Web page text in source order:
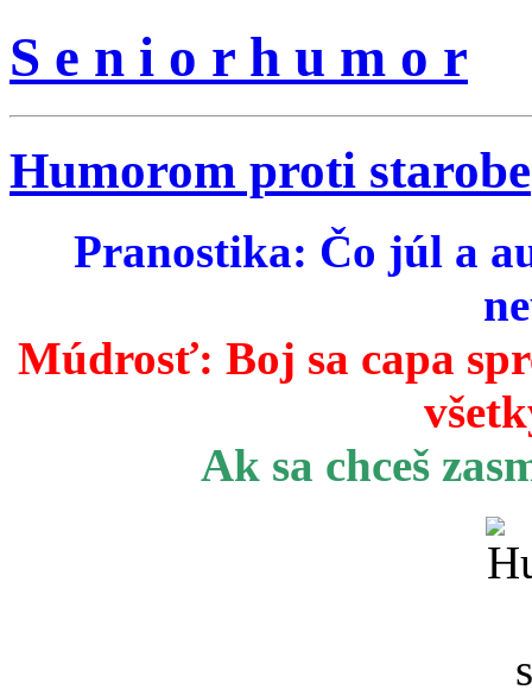
S e n i o r h u m o r
Humorom proti starobe
Pranostika: Čo júl a
Múdrosť: Boj sa capa
Ak sa chceš